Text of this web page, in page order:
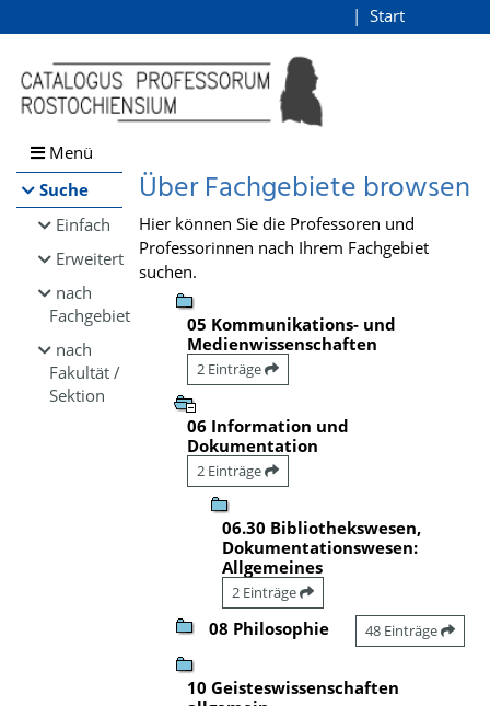
Browsen
direkt zum Inhalt
Start
Menü
Suche
Einfach
Erweitert
nach
Fachgebiet
nach
Fakultät /
Sektion
Über Fachgebiete browsen
Hier können Sie die Professoren und
Professorinnen nach Ihrem Fachgebiet
suchen.
05 Kommunikations- und
Medienwissenschaften
2 Einträge
06 Information und
Dokumentation
2 Einträge
06.30 Bibliothekswesen,
Dokumentationswesen:
Allgemeines
2 Einträge
08 Philosophie 48 Einträge
10 Geisteswissenschaften